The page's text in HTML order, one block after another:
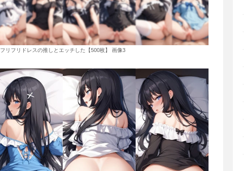
フリフリドレスの推しとエッチした【500枚】 画像3